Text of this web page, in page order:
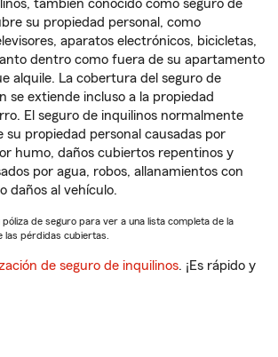
también conocido como seguro de
su propiedad personal, como
aparatos electrónicos, bicicletas,
dentro como fuera de su apartamento
alquile. La cobertura del seguro de
se extiende incluso a la propiedad
El seguro de inquilinos normalmente
su propiedad personal causadas por
humo, daños cubiertos repentinos y
por agua, robos, allanamientos con
daños al vehículo.
póliza de seguro para ver a una lista completa de la
las pérdidas cubiertas.
de seguro de inquilinos. ¡Es rápido y